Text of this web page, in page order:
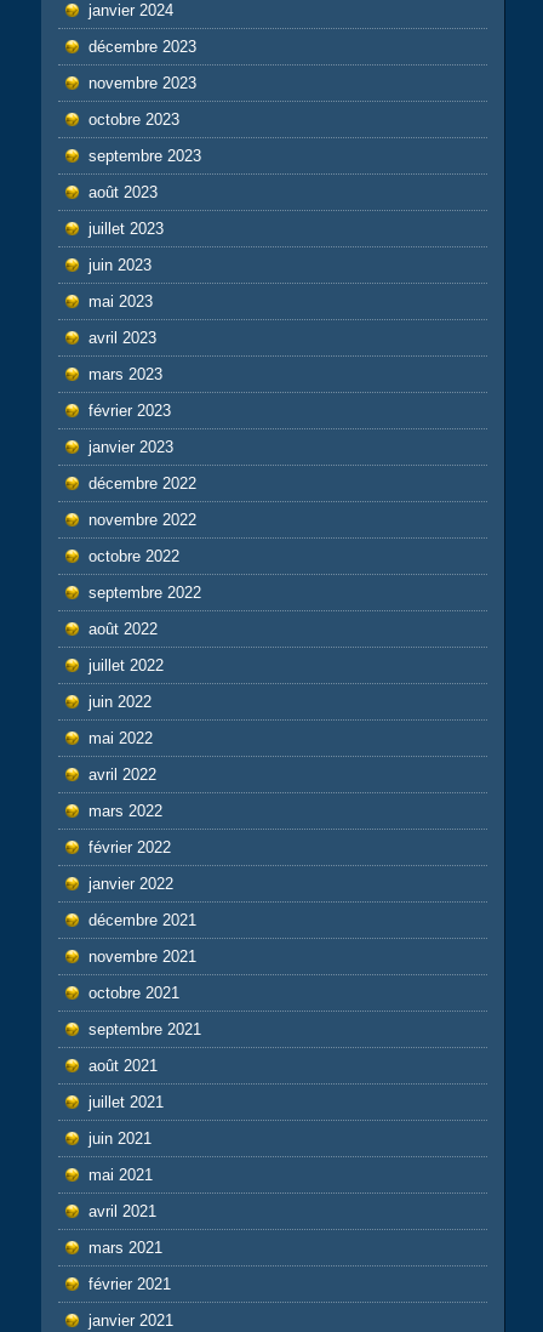
janvier 2024
décembre 2023
novembre 2023
octobre 2023
septembre 2023
août 2023
juillet 2023
juin 2023
mai 2023
avril 2023
mars 2023
février 2023
janvier 2023
décembre 2022
novembre 2022
octobre 2022
septembre 2022
août 2022
juillet 2022
juin 2022
mai 2022
avril 2022
mars 2022
février 2022
janvier 2022
décembre 2021
novembre 2021
octobre 2021
septembre 2021
août 2021
juillet 2021
juin 2021
mai 2021
avril 2021
mars 2021
février 2021
janvier 2021